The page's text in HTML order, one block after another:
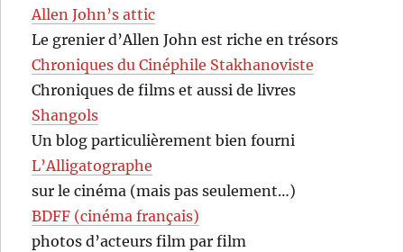
Allen John’s attic
Le grenier d’Allen John est riche en trésors
Chroniques du Cinéphile Stakhanoviste
Chroniques de films et aussi de livres
Shangols
Un blog particulièrement bien fourni
L’Alligatographe
sur le cinéma (mais pas seulement…)
BDFF (cinéma français)
photos d’acteurs film par film